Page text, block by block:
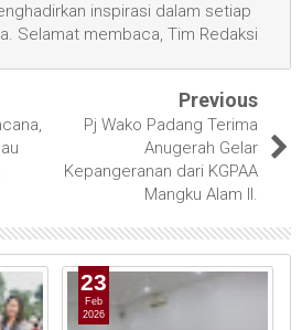
inspirasi dalam setiap
Selamat membaca, Tim Redaksi
Previous
Pj Wako Padang Terima
Anugerah Gelar
Kepangeranan dari KGPAA
Mangku Alam II.
23
Feb
2026